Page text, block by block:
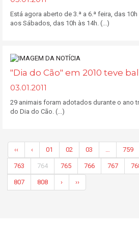
Está agora aberto de 3.ª a 6.ª feira, das
aos Sábados, das 10h às 14h. (...)
"Dia do Cão" em 2010 teve
03.01.2011
29 animais foram adotados durante o ano
do Dia do Cão. (...)
‹‹ ‹ 01 02 03 759
763 764 765 766 767
807 808 › ››